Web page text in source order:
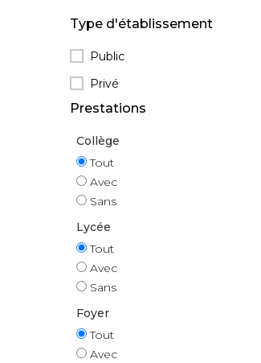
Type d'établissement
Public
Privé
Prestations
Collège
Tout
Avec
Sans
Lycée
Tout
Avec
Sans
Foyer
Tout
Avec